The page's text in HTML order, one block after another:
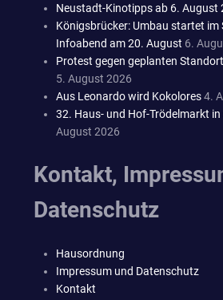
Neustadt-Kinotipps ab 6. August
Königsbrücker: Umbau startet im
Infoabend am 20. August 6.
Protest gegen geplanten
5. August 2026
Aus Leonardo wird Kokolores4.
32. Haus- und Hof-Trödelmarkt
August 2026
Kontakt,
Datenschutz
Hausordnung
Impressum und Datenschutz
Kontakt